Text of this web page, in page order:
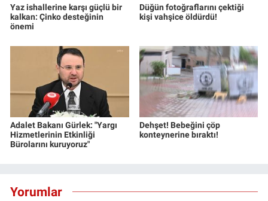
Yaz ishallerine karşı güçlü bir
kalkan: Çinko desteğinin
önemi
Düğün fotoğraflarını çektiği
kişi vahşice öldürdü!
Adalet Bakanı Gürlek: "Yargı
Hizmetlerinin Etkinliği
Bürolarını kuruyoruz"
Dehşet! Bebeğini çöp
konteynerine bıraktı!
Yorumlar